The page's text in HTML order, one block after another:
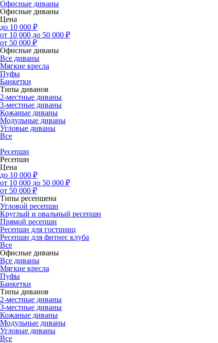
Офисные диваны
Офисные диваны
Цена
до 10 000 ₽
от 10 000 до 50 000 ₽
от 50 000 ₽
Офисные диваны
Все диваны
Мягкие кресла
Пуфы
Банкетки
Типы диванов
2-местные диваны
3-местные диваны
Кожаные диваны
Модульные диваны
Угловые диваны
Все
Ресепшн
Ресепшн
Цена
до 10 000 ₽
от 10 000 до 50 000 ₽
от 50 000 ₽
Типы ресепшена
Угловой ресепшн
Круглый и овальный ресепшн
Прямой ресепшн
Ресепшн для гостиниц
Ресепшн для фитнес клуба
Все
Офисные диваны
Все диваны
Мягкие кресла
Пуфы
Банкетки
Типы диванов
2-местные диваны
3-местные диваны
Кожаные диваны
Модульные диваны
Угловые диваны
Все